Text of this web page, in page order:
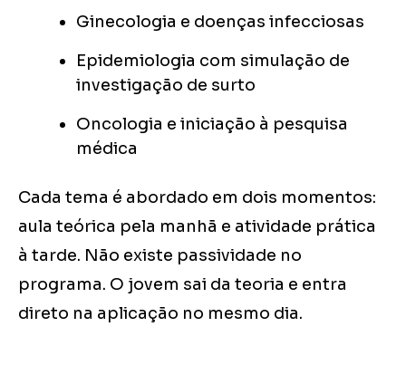
Ginecologia e doenças infecciosas
Epidemiologia com simulação de
investigação de surto
Oncologia e iniciação à pesquisa
médica
Cada tema é abordado em dois momentos:
aula teórica pela manhã e atividade prática
à tarde. Não existe passividade no
programa. O jovem sai da teoria e entra
direto na aplicação no mesmo dia.